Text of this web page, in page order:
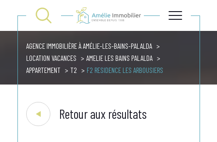
AGENCE IMMOBILIÈRE À AMÉLIE-LES-BAINS-PALALDA
LOCATION VACANCES
AMELIE LES BAINS PALALDA
APPARTEMENT
T2 F2 RESIDENCE LES ARBOUSIERS
Retour aux résultats